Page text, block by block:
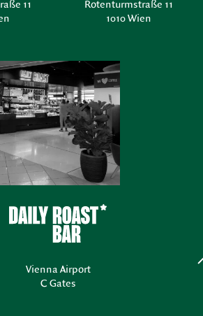
11
Rotenturmstraße 11
1010 Wien
Vienna Airport
C Gates